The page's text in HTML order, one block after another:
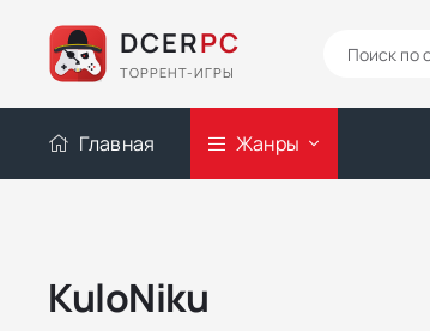
DCERPC
ТОРРЕНТ-ИГРЫ
Главная Жанры
KuloNiku